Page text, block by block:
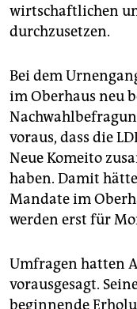
wirtschaftlichen
durchzusetzen.
Bei dem
im Oberhaus neu
voraus, dass die
Neue Komeito
haben. Damit
Mandate im
werden erst für
Umfragen hatten
vorausgesagt.
beginnende